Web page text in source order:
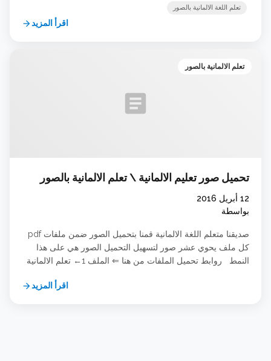
تعلم اللغة الالمانية بالصور
اقرأ المزيدarrow_forward
article
تعلم الالمانية بالصور
تحميل صور تعليم الالمانية \ تعلم الالمانية بالصور
12 أبريل 2016
بواسطة
صديقنا متعلم اللغة الالمانية قمنا بتحميل الصور ضمن ملفات pdf
كل ملف يحوي عشر صور لتسهيل التحميل الصور هي على هذا
النمط روابط تحميل الملفات من هنا ⇐ الملف 1← تعلم الالمانية
الالمانية بالصور 3 الملف 4← تعلم الالمانية بالصور 4 الملف
اقرأ المزيدarrow_forward